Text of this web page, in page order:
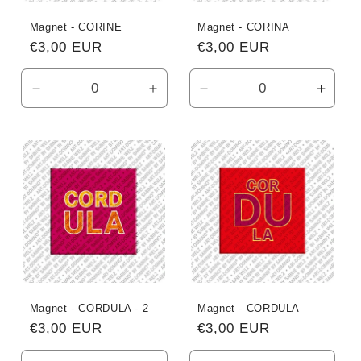
Magnet - CORINE
Normaler
Preis
€3,00 EUR
Verringere
die
für
Default
Title
Erhöhe
die
für
Default
Title
Magnet - CORINA
Normaler
Preis
€3,00 EUR
Verringere
die
für
Default
Title
die
für
Title
Magnet - CORDULA - 2
Normaler
Preis
€3,00 EUR
Magnet - CORDULA
Normaler
Preis
€3,00 EUR